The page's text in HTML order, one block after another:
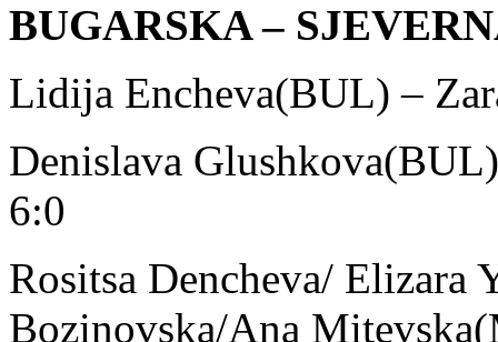
BUGARSKA –
Lidija Encheva(BUL) –
Denislava
6:0
Rositsa Dencheva/ Elizara
Bozinovska/Ana